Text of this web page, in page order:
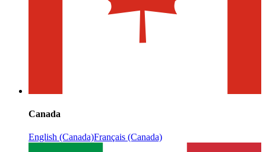
Canada
English (Canada)Français (Canada)